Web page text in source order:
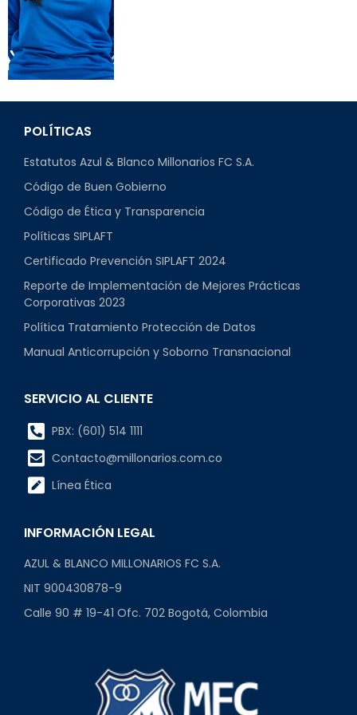
POLÍTICAS
Estatutos Azul & Blanco Millonarios FC S.A.
Código de Buen Gobierno
Código de Ética y Transparencia
Políticas SIPLAFT
Certificado Prevención SIPLAFT 2024
Reporte de Implementación de Mejores Prácticas
Corporativas 2023
Política Tratamiento Protección de Datos
Manual Anticorrupción y Soborno Transnacional
SERVICIO AL CLIENTE
PBX: (601) 514 1111
Contacto@millonarios.com.co
Línea Ética
INFORMACIÓN LEGAL
AZUL & BLANCO MILLONARIOS FC S.A.
NIT 900430878-9
Calle 90 # 19-41 Ofc. 702 Bogotá, Colombia